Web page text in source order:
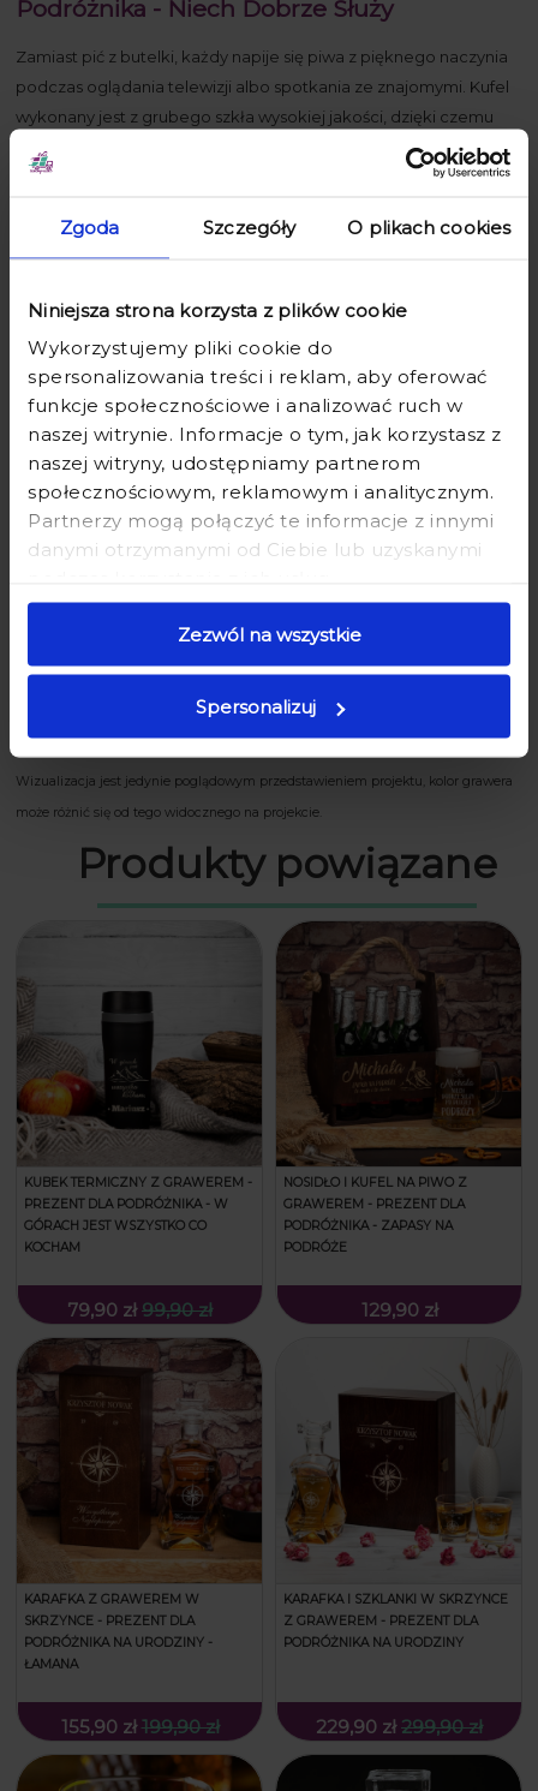
Zgoda Szczegóły O plikach cookies
Niniejsza strona korzysta z plików cookie
Wykorzystujemy pliki cookie do
spersonalizowania treści i reklam, aby oferować
funkcje społecznościowe i analizować ruch w
naszej witrynie. Informacje o tym, jak korzystasz z
naszej witryny, udostępniamy partnerom
społecznościowym, reklamowym i analitycznym.
Partnerzy mogą połączyć te informacje z innymi
danymi otrzymanymi od Ciebie lub uzyskanymi
Zezwól na wszystkie
Spersonalizuj
Podróżnika - Niech Dobrze Służy
Zamiast pić z butelki, każdy napije się piwa z pięknego naczynia
podczas oglądania telewizji albo spotkania ze znajomymi. Kufel
wykonany jest z grubego szkła wysokiej jakości, dzięki czemu
jest odporny na uszkodzenia. Wygodna i solidna rączka dobrze
leży w ręce i pozwala na mocne trzymanie kufla w dłoni.
Kufel będzie przypominać o tym wyjątkowym dniu za każdym
naczynia.
Kufel pomieści aż 650ml napoju i pozwoli na delektowanie się
całą butelką złotego alkoholu, bez konieczności kilkukrotnego
dolewania.
Pojemność 650ml (mieści piwo 0,5l wraz z pianką)
Szerokość 9cm (góra) 10cm (podstawa)
Alkohol nie stanowi części oferowanego produktu.
Wizualizacja jest jedynie poglądowym przedstawieniem projektu, kolor grawera
może różnić się od tego widocznego na projekcie.
Produkty powiązane
KUBEK TERMICZNY Z GRAWEREM -
PREZENT DLA PODRÓŻNIKA - W
GÓRACH JEST WSZYSTKO CO
KOCHAM
79,90 zł 99,90 zł
NOSIDŁO I KUFEL NA PIWO Z
GRAWEREM - PREZENT DLA
PODRÓŻNIKA - ZAPASY NA
PODRÓŻE
129,90 zł
KARAFKA Z GRAWEREM W
SKRZYNCE - PREZENT DLA
PODRÓŻNIKA NA URODZINY -
ŁAMANA
155,90 zł 199,90 zł
KARAFKA I SZKLANKI W SKRZYNCE
Z GRAWEREM - PREZENT DLA
PODRÓŻNIKA NA URODZINY
229,90 zł 299,90 zł